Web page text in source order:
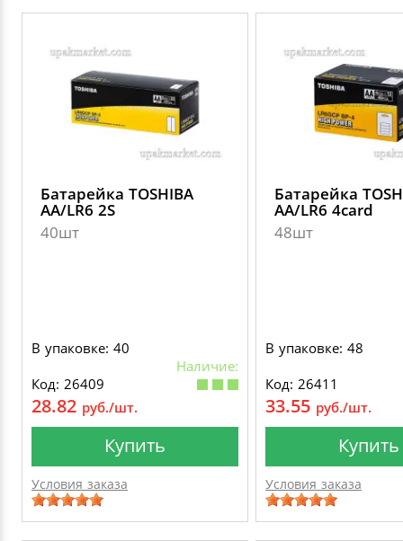
Батарейка TOSHIBA
AA/LR6 2S
40шт
В упаковке: 40
Наличие:
Код: 26409
28.82 руб./шт.
Купить
Условия заказа
Батарейка
AA/LR6 4card
48шт
В упаковке: 48
Код: 26411
33.55 руб./шт.
Купить
Условия заказа